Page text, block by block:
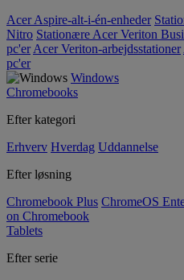
Acer Aspire-alt-i-én-enheder
Nitro Stationære Acer Veriton
pc'er Acer Veriton-arbejdsstationer
pc'er
Windows
Chromebooks
Efter kategori
Erhverv Hverdag Uddannelse
Efter løsning
Chromebook Plus ChromeOS
on Chromebook
Tablets
Efter serie